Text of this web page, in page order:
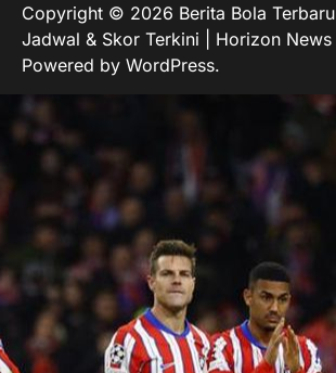
Copyright © 2026 Berita Bola
Jadwal & Skor Terkini | Horizon
Powered by WordPress.